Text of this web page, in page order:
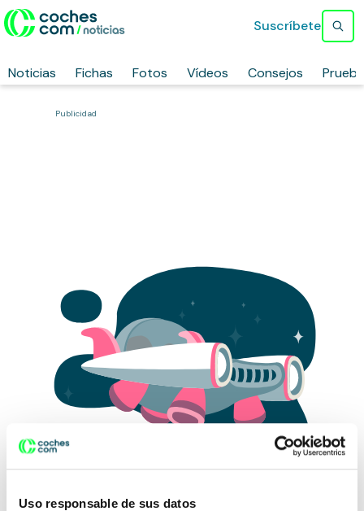
Uso responsable de sus datos
Noticias Fichas Fotos Vídeos Consejos
Suscríbete
Publicidad